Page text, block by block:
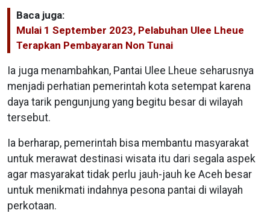
Baca juga:
Mulai 1 September 2023, Pelabuhan Ulee Lheue
Terapkan Pembayaran Non Tunai
Ia juga menambahkan, Pantai Ulee Lheue seharusnya
menjadi perhatian pemerintah kota setempat karena
daya tarik pengunjung yang begitu besar di wilayah
tersebut.
Ia berharap, pemerintah bisa membantu masyarakat
untuk merawat destinasi wisata itu dari segala aspek
agar masyarakat tidak perlu jauh-jauh ke Aceh besar
untuk menikmati indahnya pesona pantai di wilayah
perkotaan.